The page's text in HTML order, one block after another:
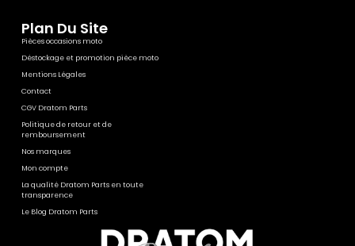
Plan Du Site
Pièces occasions moto
Déstockage et promotion pièce moto
Mentions Légales
Contact
CGV Dratom Parts
Politique de retour et de
remboursement
Nos marques
Mon compte
La qualité Dratom Parts en toute
transparence
Le Blog Dratom Parts